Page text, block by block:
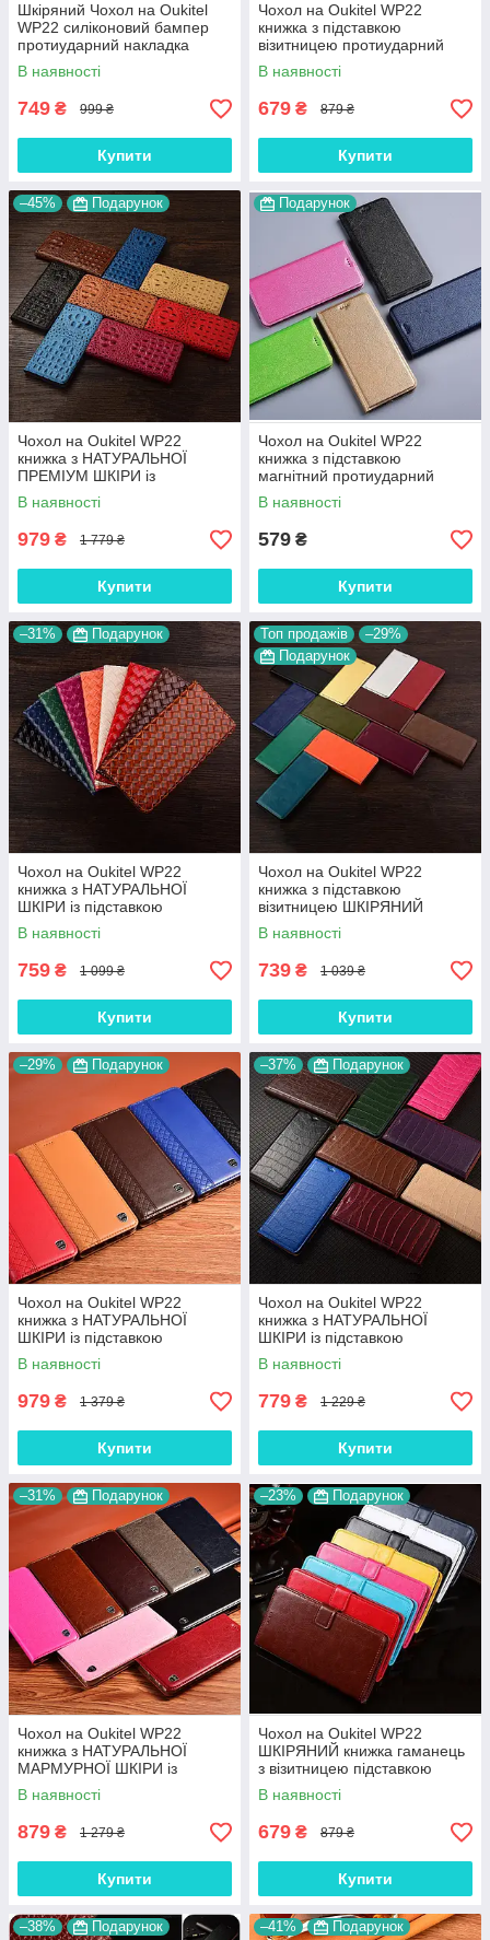
Шкіряний Чохол на Oukitel
WP22 силіконовий бампер
протиударний накладка
(вкажіть модель) "GENUINE"
В наявності
749 ₴ 999 ₴
Купити
Чохол на Oukitel WP22
книжка з підставкою
візитницею протиударний
магнітний вологостійкий
"PRIVILEGE"
В наявності
679 ₴ 879 ₴
Купити
–45% Подарунок
Чохол на Oukitel WP22
книжка з НАТУРАЛЬНОЇ
ПРЕМІУМ ШКІРИ із
підставкою протиударний
магнітний 3D "CROCOHEAD"
В наявності
979 ₴ 1 779 ₴
Купити
Подарунок
Чохол на Oukitel WP22
книжка з підставкою
магнітний протиударний
вологостійкий "HLT"
В наявності
579 ₴
Купити
–31% Подарунок
Чохол на Oukitel WP22
книжка з НАТУРАЛЬНОЇ
ШКІРИ із підставкою
візитницею протиударний
магнітний "VENETTA"
В наявності
759 ₴ 1 099 ₴
Купити
Топ продажів
–29%
Подарунок
Чохол на Oukitel WP22
книжка з підставкою
візитницею ШКІРЯНИЙ
протиударний магнітний
"VERSANO"
В наявності
739 ₴ 1 039 ₴
Купити
–29% Подарунок
Чохол на Oukitel WP22
книжка з НАТУРАЛЬНОЇ
ШКІРИ із підставкою
візитницею протиударний
магнітний "BOTTEGA"
В наявності
979 ₴ 1 379 ₴
Купити
–37% Подарунок
Чохол на Oukitel WP22
книжка з НАТУРАЛЬНОЇ
ШКІРИ із підставкою
візитницею протиударний
магнітний "LUXOR"
В наявності
779 ₴ 1 229 ₴
Купити
–31% Подарунок
Чохол на Oukitel WP22
книжка з НАТУРАЛЬНОЇ
МАРМУРНОЇ ШКІРИ із
підставкою протиударний
магнітний "MARBLE"
В наявності
879 ₴ 1 279 ₴
Купити
–23% Подарунок
Чохол на Oukitel WP22
ШКІРЯНИЙ книжка гаманець
з візитницею підставкою
протиударний "BENTYAGA"
В наявності
679 ₴ 879 ₴
Купити
–38% Подарунок –41% Подарунок